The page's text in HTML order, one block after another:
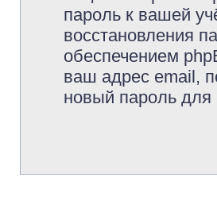
пароль к вашей
восстановления
обеспечением
ваш адрес email,
новый пароль для